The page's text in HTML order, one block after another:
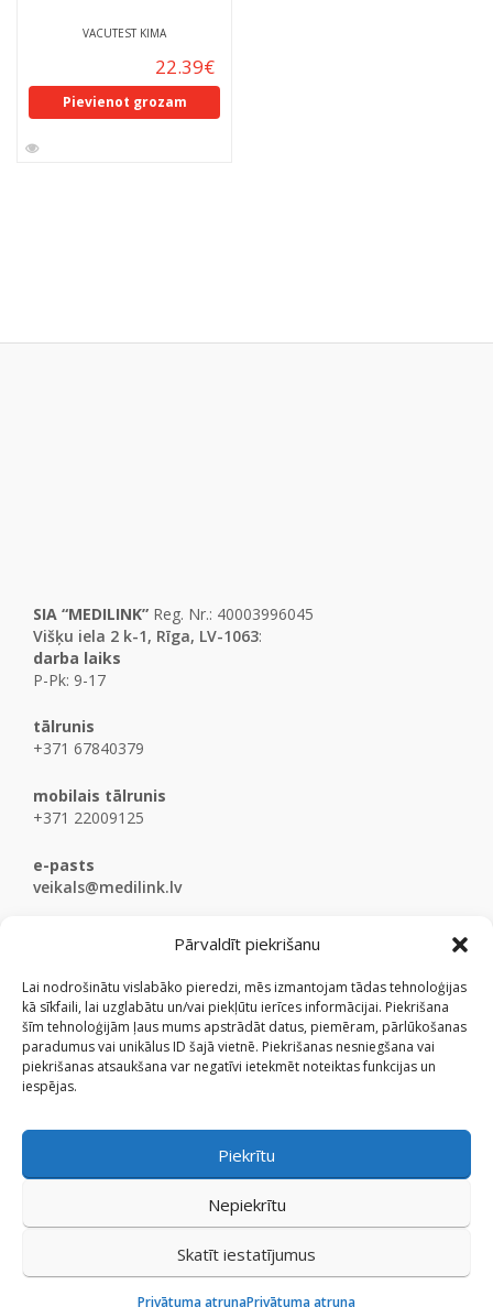
Pārvaldīt piekrišanu
Lai nodrošinātu vislabāko pieredzi, mēs izmantojam tādas tehnoloģijas
kā sīkfaili, lai uzglabātu un/vai piekļūtu ierīces informācijai. Piekrišana
šīm tehnoloģijām ļaus mums apstrādāt datus, piemēram, pārlūkošanas
paradumus vai unikālus ID šajā vietnē. Piekrišanas nesniegšana vai
piekrišanas atsaukšana var negatīvi ietekmēt noteiktas funkcijas un
iespējas.
Piekrītu
Nepiekrītu
Skatīt iestatījumus
Privātuma atrunaPrivātuma atruna
VACUTEST KIMA
22.39€
Pievienot grozam
SIA “MEDILINK” Reg. Nr.: 40003996045
Višķu iela 2 k-1, Rīga, LV-1063:
darba laiks
P-Pk: 9-17
tālrunis
+371 67840379
mobilais tālrunis
+371 22009125
e-pasts
veikals@medilink.lv
© Medicinaspreces.lv 2009 - 2026.